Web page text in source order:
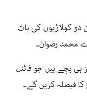
کھلاڑیوں کی بات
محمد رضوان۔
بچے ہیں جو فائنل
کا فیصلہ کریں گے۔